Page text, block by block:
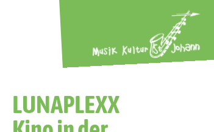
LUNAPLEXX